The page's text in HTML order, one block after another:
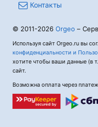
Контакты
© 2011-2026 Orgeo –
Используя сайт Orgeo.ru вы
конфиденциальности и
хотите чтобы ваши данные (в
сайт.
Возможна оплата через